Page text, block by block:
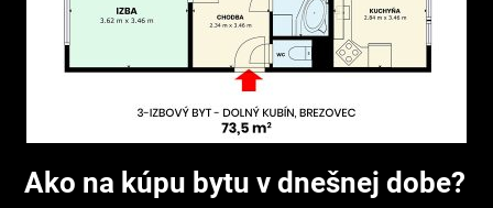
Ako na kúpu bytu v dnešnej dobe?